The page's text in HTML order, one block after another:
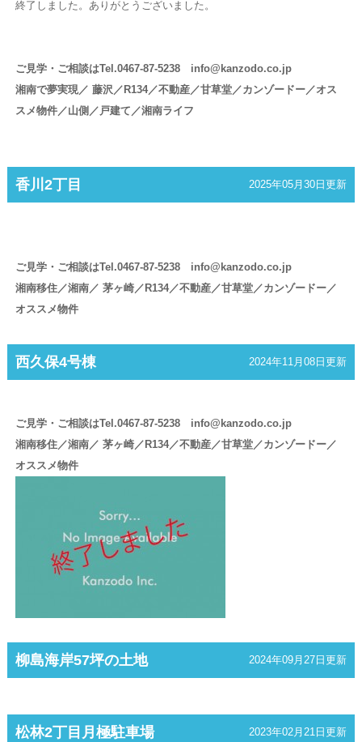
終了しました。ありがとうございました。
ご見学・ご相談はTel.0467-87-5238 info@kanzodo.co.jp
湘南で夢実現／ 藤沢／R134／不動産／甘草堂／カンゾードー／オス
スメ物件／山側／戸建て／湘南ライフ
香川2丁目 2025年05月30日更新
ご見学・ご相談はTel.0467-87-5238 info@kanzodo.co.jp
湘南移住／湘南／ 茅ヶ崎／R134／不動産／甘草堂／カンゾードー／
オススメ物件
西久保4号棟 2024年11月08日更新
ご見学・ご相談はTel.0467-87-5238 info@kanzodo.co.jp
湘南移住／湘南／ 茅ヶ崎／R134／不動産／甘草堂／カンゾードー／
オススメ物件
柳島海岸57坪の土地 2024年09月27日更新
松林2丁目月極駐車場 2023年02月21日更新